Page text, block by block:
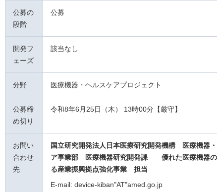
公募の
段階
公募
開発フ
ェーズ
該当なし
分野 医療機器・ヘルスケアプロジェクト
公募締
め切り
令和8年6月25日（木） 13時00分【厳守】
お問い
合わせ
先
国立研究開発法人日本医療研究開発機構 医療機器・
ア事業部 医療機器研究開発課
優れた医療機器の
る産業振興拠点強化事業
担当
E-mail: device-kiban"AT"amed.go.jp